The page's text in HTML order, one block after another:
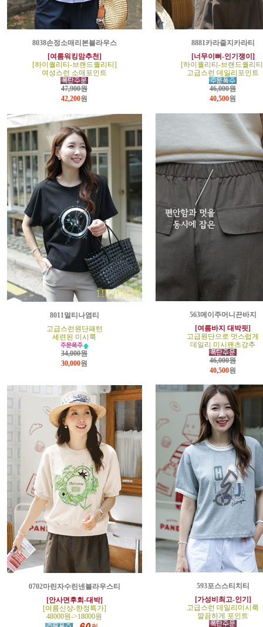
8038손정소매리본블라우스
[여름워킹맘추천]
[하이퀄리티-브랜드퀄리티]
여성스런 소매포인트
47,900원
42,200원
8881카라줄지카라티
[너무이뻐-인기쟁이]
[하이퀄리티-브랜드퀄리
고급스런 데일리포인트
46,000원
40,500원
8011멀티나염티
고급스런원단패턴
세련된 미시룩
34,000원
30,000원
563메이주머니끈바지
[여름바지 대박핏]
고급원단으로 멋스럽게
데일리 미시팬츠강추
46,000원
40,500원
0702마린자수린넨블라우스티
[안사면후회-대박]
[여름신상-한정특가]
48000원->18000원
593포스스티치티
[가성비최고-인기]
고급스런 데일리미시룩
깔끔하게 포인트